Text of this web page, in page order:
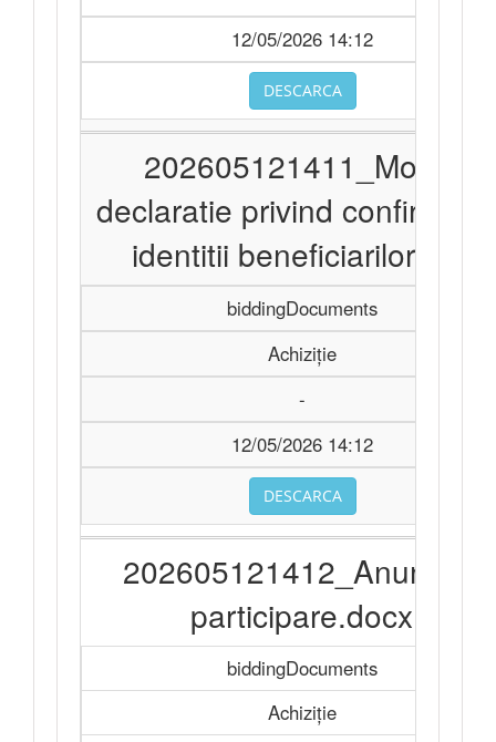
12/05/2026 14:12
DESCARCA
202605121411_Model
declaratie privind
identitii beneficiarilor.doc
biddingDocuments
Achiziție
-
12/05/2026 14:12
DESCARCA
202605121412_Anunt de
participare.docx
biddingDocuments
Achiziție